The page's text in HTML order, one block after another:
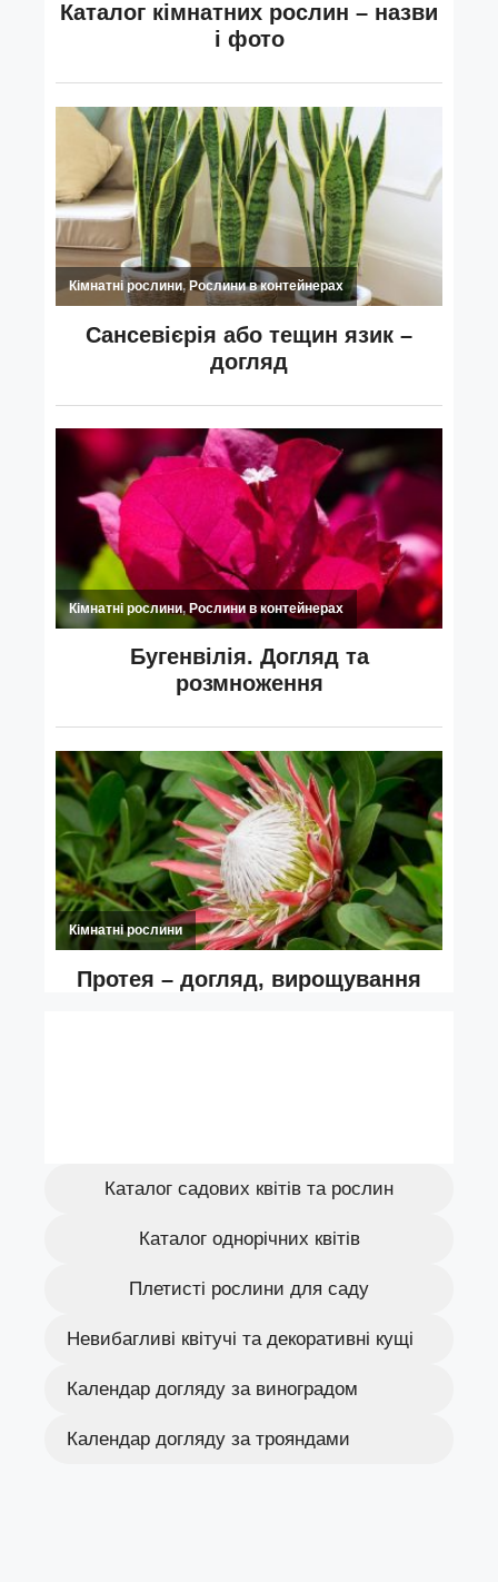
Каталог садових квітів та рослин
Каталог однорічних квітів
Плетисті рослини для саду
Невибагливі квітучі та декоративні кущі
Календар догляду за виноградом
Календар догляду за трояндами